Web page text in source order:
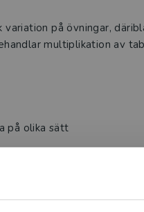
på övningar,
multiplikation av
på olika sätt